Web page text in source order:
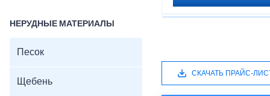
НЕРУДНЫЕ МАТЕРИАЛЫ
Песок
Щебень
СКАЧАТЬ ПРАЙС-